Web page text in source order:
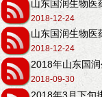
山东国润生物医
2018-12-24
山东国润生物医
2018-12-24
2018年山东国
2018-09-30